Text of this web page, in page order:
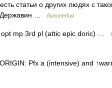
статьи о других людях с
Державин …
Википедия
opt mp 3rd pl (attic epic doric) …
Pfx a (intensive) and